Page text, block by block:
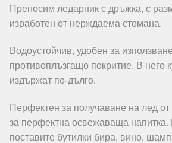
Преносим ледарник с дръжка, с
изработен от нерждаема стомана.
Водоустойчив, удобен за
противоплъзгащо покритие. В него
издържат по-дълго.
Перфектен за получаване на лед
за перфектна освежаваща напитка.
поставите бутилки бира, вино,